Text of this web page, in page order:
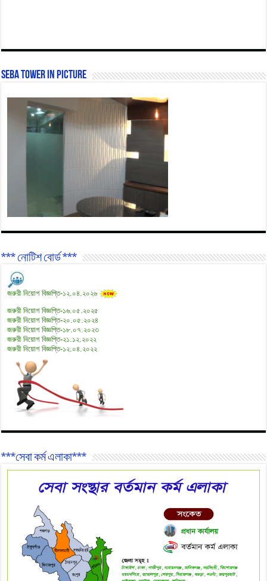
SEBA Tower In Picture
*** নোটিশ বোর্ড ***
জরুরী নিয়োগ বিজ্ঞপ্তি-১২.০৪.২০২৬
জরুরী নিয়োগ বিজ্ঞপ্তি-১৬.০৫.২০২৫
জরুরী নিয়োগ বিজ্ঞপ্তি-২০.০৫.২০২৪
জরুরী নিয়োগ বিজ্ঞপ্তি-১৮.০৭.২০২৩
জরুরী নিয়োগ বিজ্ঞপ্তি-২১.১২.২০২২
জরুরী নিয়োগ বিজ্ঞপ্তি-১২.০৪.২০২২
***সেবা কর্ম এলাকা***